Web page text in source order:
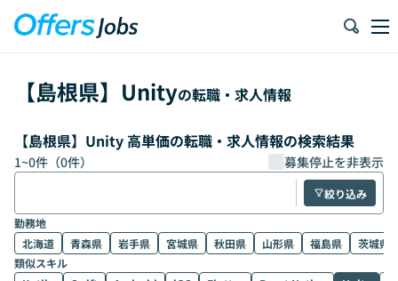
【島根県】 Unityの転職・求人情報
【島根県】Unity 高単価の転職・求人情報の検索結果
1~0件（0件） 募集停止を非表示
絞り込み
勤務地
北海道
青森県 岩手県 宮城県 秋田県 山形県 福島県
茨城県
類似スキル